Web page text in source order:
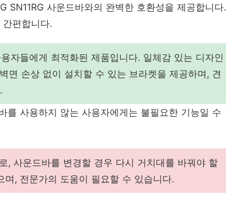
SN11RG 사운드바와의 완벽한 호환성을 제공합니다.
편합니다.
자들에게 최적화된 제품입니다. 일체감 있는 디자인
면 손상 없이 설치할 수 있는 브라켓을 제공하며, 견
를 사용하지 않는 사용자에게는 불필요한 기능일 수
, 사운드바를 변경할 경우 다시 거치대를 바꿔야 할
, 전문가의 도움이 필요할 수 있습니다.